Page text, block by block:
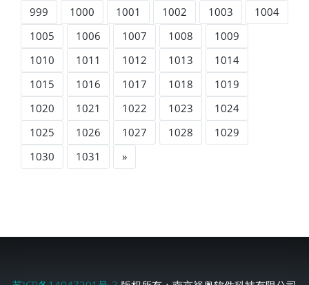
999
1000 1001 1002 1003
1004
1005
1006 1007 1008
1009
1010
1011 1012 1013
1014
1015
1016 1017 1018
1019
1020
1021 1022 1023
1024
1025
1026 1027 1028
1029
1030
1031 »